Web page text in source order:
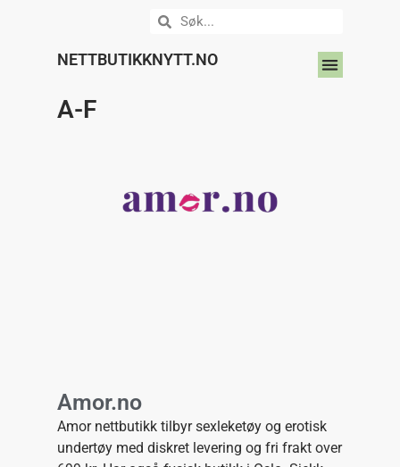
NETTBUTIKKNYTT.NO
A-F
Amor.no
Amor nettbutikk tilbyr sexleketøy og erotisk
undertøy med diskret levering og fri frakt over